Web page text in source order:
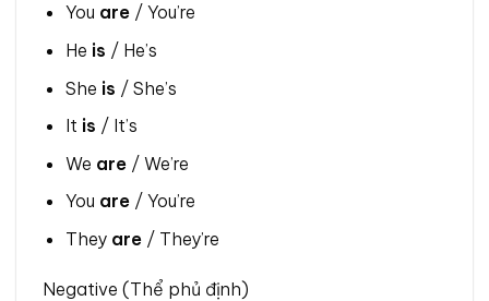
You are/ You’re
He is / He’s
She is / She’s
It is / It’s
We are/ We’re
You are/ You’re
They are/ They’re
Negative (Thể phủ định)